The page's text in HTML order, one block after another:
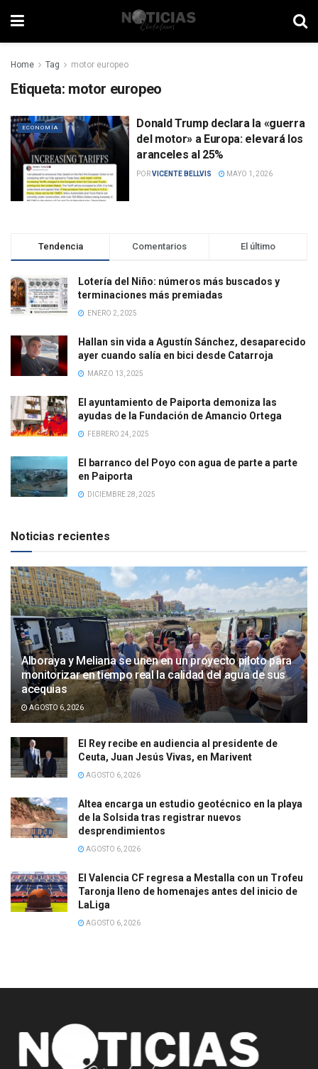
Home Tag motor europeo
Etiqueta: motor europeo
ECONOMÍA
Donald Trump declara la «guerra
del motor» a Europa: elevará los
aranceles al 25%
PORVICENTE BELLVIS MAYO 1, 2026
Tendencia Comentarios El último
Lotería del Niño: números más buscados y
terminaciones más premiadas
ENERO 2, 2025
Hallan sin vida a Agustín Sánchez, desaparecido
ayer cuando salía en bici desde Catarroja
MARZO 13, 2025
El ayuntamiento de Paiporta demoniza las
ayudas de la Fundación de Amancio Ortega
FEBRERO 24, 2025
El barranco del Poyo con agua de parte a parte
en Paiporta
DICIEMBRE 28, 2025
Noticias recientes
Alboraya y Meliana se unen en un proyecto piloto para
monitorizar en tiempo real la calidad del agua de sus
acequias
AGOSTO 6, 2026
El Rey recibe en audiencia al presidente de
Ceuta, Juan Jesús Vivas, en Marivent
AGOSTO 6, 2026
Altea encarga un estudio geotécnico en la playa
de la Solsida tras registrar nuevos
desprendimientos
AGOSTO 6, 2026
El Valencia CF regresa a Mestalla con un Trofeu
Taronja lleno de homenajes antes del inicio de
LaLiga
AGOSTO 6, 2026